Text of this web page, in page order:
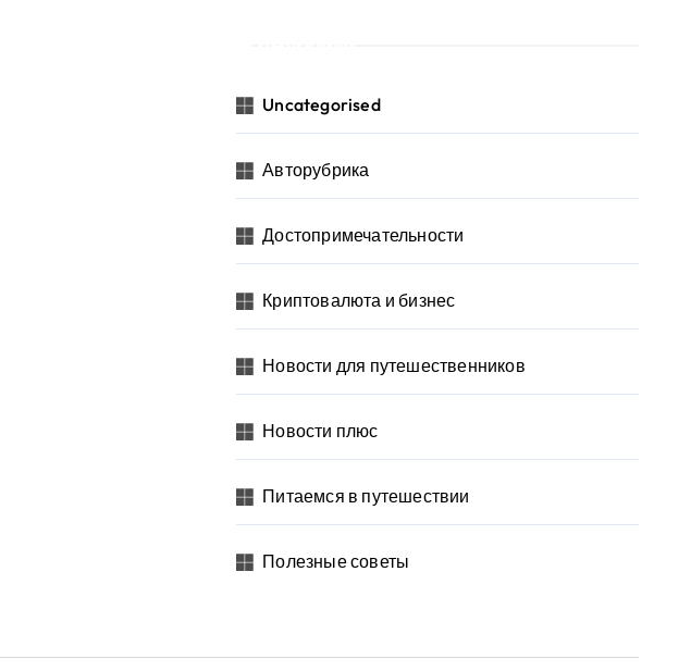
Uncategorised
Авторубрика
Достопримечательности
Криптовалюта и бизнес
Новости для путешественников
Новости плюс
Питаемся в путешествии
Полезные советы